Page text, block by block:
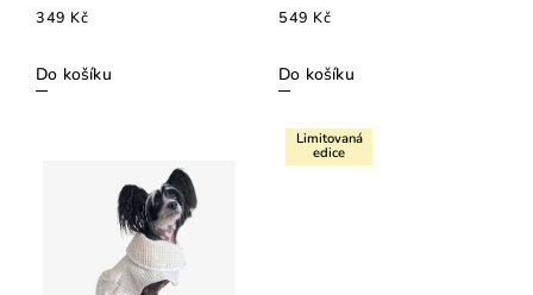
349 Kč
Do košíku
549 Kč
Do košíku
Limitovaná
edice